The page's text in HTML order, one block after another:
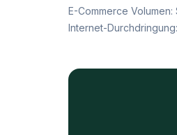
E-Commerce Volumen:
Internet-Durchdringung: